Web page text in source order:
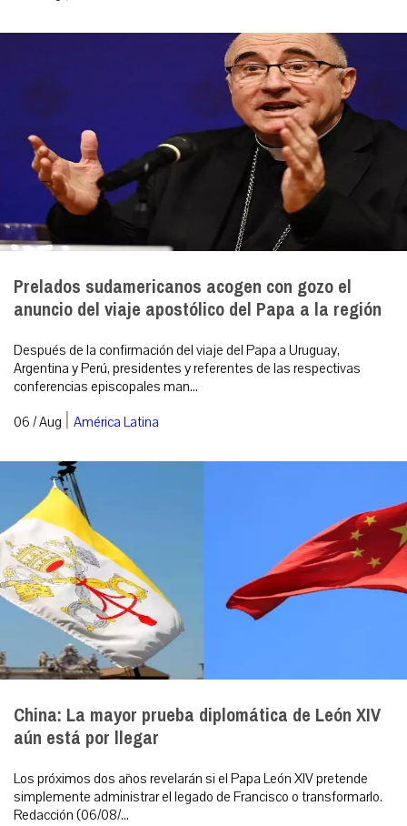
Prelados sudamericanos acogen con gozo el
anuncio del viaje apostólico del Papa a la región
Después de la confirmación del viaje del Papa a Uruguay,
Argentina y Perú, presidentes y referentes de las respectivas
conferencias episcopales man...
06 / Aug | América Latina
China: La mayor prueba diplomática de León XIV
aún está por llegar
Los próximos dos años revelarán si el Papa León XIV pretende
simplemente administrar el legado de Francisco o transformarlo.
Redacción (06/08/...